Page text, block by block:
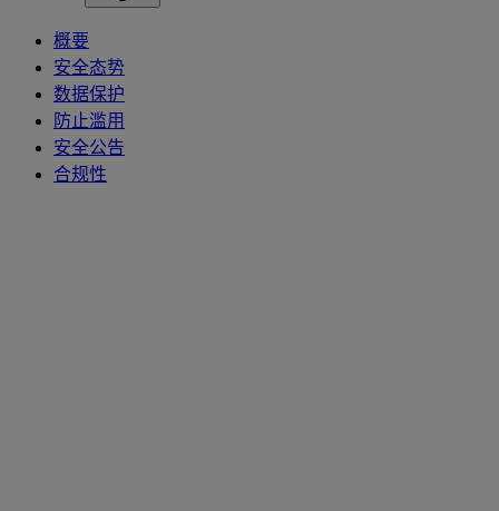
概要
安全态势
数据保护
防止滥用
安全公告
合规性